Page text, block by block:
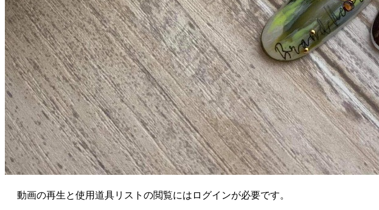
動画の再生と使用道具リストの閲覧にはログインが必要です。